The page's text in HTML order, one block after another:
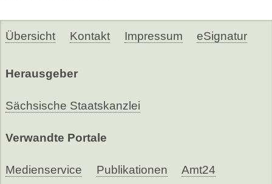
Übersicht Kontakt Impressum eSignatur
Herausgeber
Sächsische Staatskanzlei
Verwandte Portale
Medienservice Publikationen Amt24